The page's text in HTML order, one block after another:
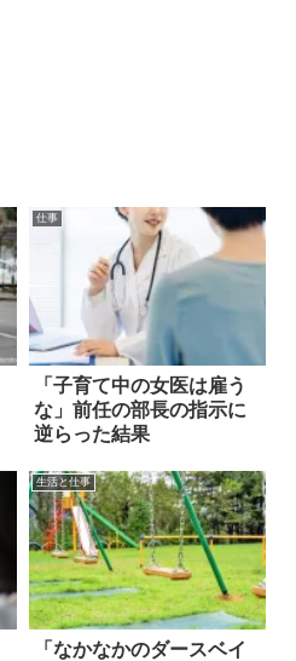
仕事
「子育て中の女医は雇う
な」前任の部長の指示に
逆らった結果
生活と仕事
「なかなかのダースベイ